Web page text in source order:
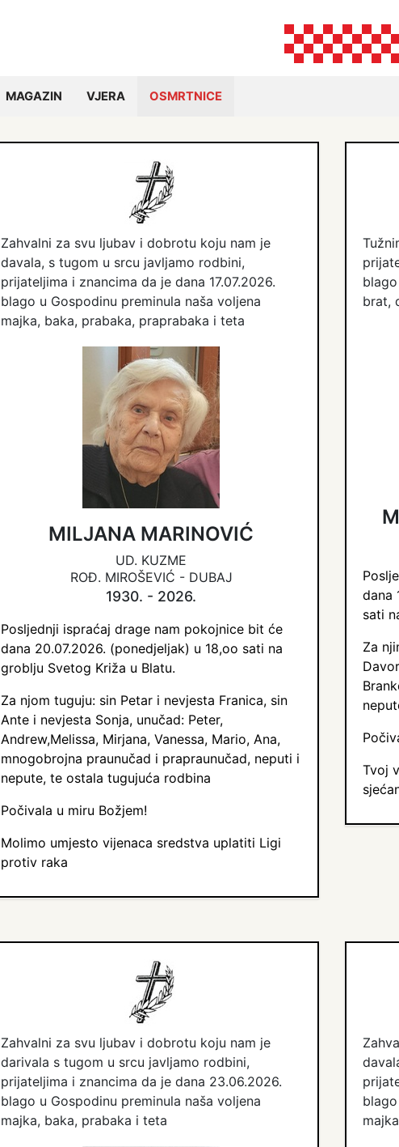
MAGAZIN VJERA OSMRTNICE
Zahvalni za svu ljubav i dobrotu koju nam je
davala, s tugom u srcu javljamo rodbini,
prijateljima i znancima da je dana 17.07.2026.
blago u Gospodinu preminula naša voljena
majka, baka, prabaka, praprabaka i teta
MILJANA MARINOVIĆ
UD. KUZME
ROĐ. MIROŠEVIĆ - DUBAJ
1930. - 2026.
Posljednji ispraćaj drage nam pokojnice bit će
dana 20.07.2026. (ponedjeljak) u 18,oo sati na
groblju Svetog Križa u Blatu.
Za njom tuguju: sin Petar i nevjesta Franica, sin
Ante i nevjesta Sonja, unučad: Peter,
Andrew,Melissa, Mirjana, Vanessa, Mario, Ana,
mnogobrojna praunučad i prapraunučad, neputi i
nepute, te ostala tugujuća rodbina
Počivala u miru Božjem!
Molimo umjesto vijenaca sredstva uplatiti Ligi
protiv raka
brat,
dana
sati
Za
Tvoj
Zahvalni za svu ljubav i dobrotu koju nam je
darivala s tugom u srcu javljamo rodbini,
prijateljima i znancima da je dana 23.06.2026.
blago u Gospodinu preminula naša voljena
majka, baka, prabaka i teta